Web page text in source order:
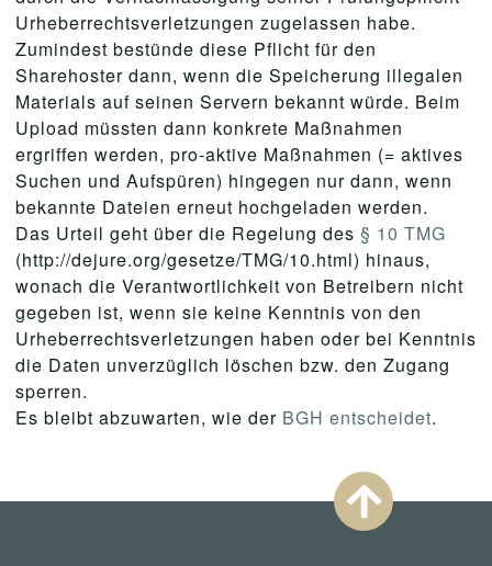
Urheberrechtsverletzungen zugelassen habe.
Zumindest bestünde diese Pflicht für den
Sharehoster dann, wenn die Speicherung illegalen
Materials auf seinen Servern bekannt würde. Beim
Upload müssten dann konkrete Maßnahmen
ergriffen werden, pro-aktive Maßnahmen (= aktives
Suchen und Aufspüren) hingegen nur dann, wenn
bekannte Dateien erneut hochgeladen werden.
Das Urteil geht über die Regelung des § 10 TMG
(http://dejure.org/gesetze/TMG/10.html) hinaus,
wonach die Verantwortlichkeit von Betreibern nicht
gegeben ist, wenn sie keine Kenntnis von den
Urheberrechtsverletzungen haben oder bei Kenntnis
die Daten unverzüglich löschen bzw. den Zugang
sperren.
Es bleibt abzuwarten, wie der BGH entscheidet.